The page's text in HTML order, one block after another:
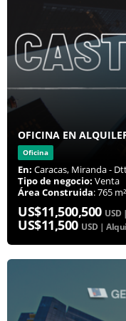
OFICINA EN
Oficina
En: Caracas, Miranda -
Tipo de negocio: Venta
Área Construida: 765 m²
US$11,500,500 USD
US$11,500 USD |